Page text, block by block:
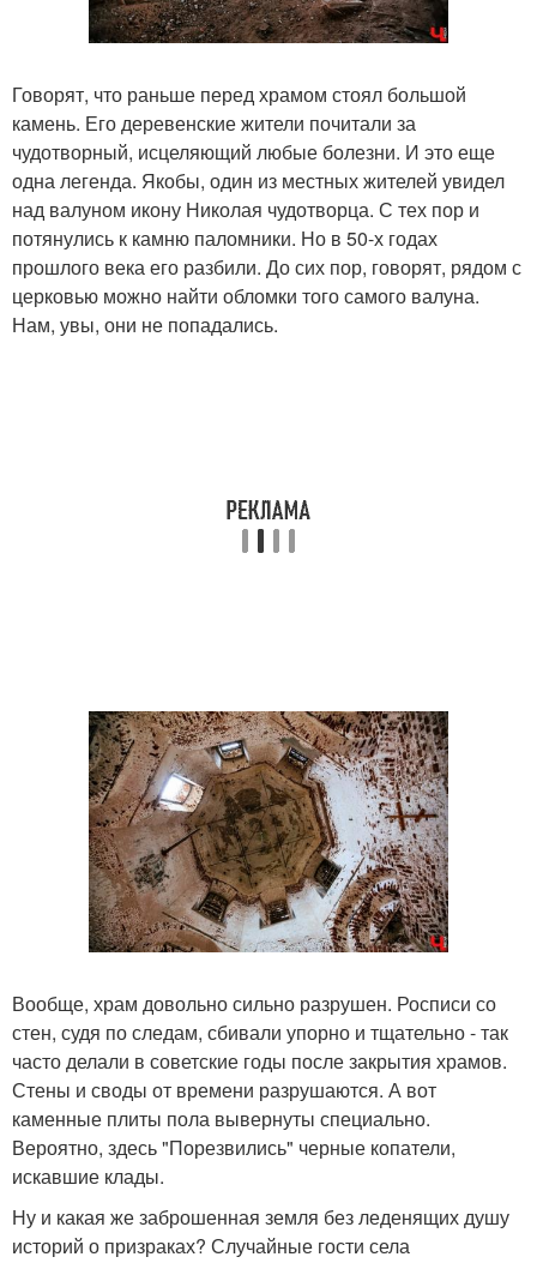
Говорят, что раньше перед храмом стоял большой
камень. Его деревенские жители почитали за
чудотворный, исцеляющий любые болезни. И это еще
одна легенда. Якобы, один из местных жителей увидел
над валуном икону Николая чудотворца. С тех пор и
потянулись к камню паломники. Но в 50-х годах
прошлого века его разбили. До сих пор, говорят, рядом с
церковью можно найти обломки того самого валуна.
Нам, увы, они не попадались.
Вообще, храм довольно сильно разрушен. Росписи со
стен, судя по следам, сбивали упорно и тщательно - так
часто делали в советские годы после закрытия храмов.
Стены и своды от времени разрушаются. А вот
каменные плиты пола вывернуты специально.
Вероятно, здесь "Порезвились" черные копатели,
искавшие клады.
Ну и какая же заброшенная земля без леденящих душу
историй о призраках? Случайные гости села